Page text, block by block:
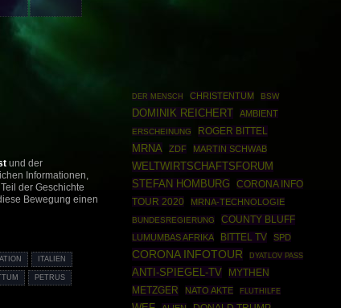
und der
Informationen,
der Geschichte
Bewegung einen
ITALIEN
PETRUS
DER MENSCH CHRISTENTUM BSW
DOMINIK REICHERT AMBIENT
ERSCHEINUNG ROGER BITTEL
MRNA ZDF MARTIN SCHWAB
WELTWIRTSCHAFTSFORUM
STEFAN HOMBURG
CORONA INFO
TOUR 2020
MRNA-TECHNOLOGIE
BUNDESREGIERUNG COUNTY BLUFF
LUMUMBAS AFRIKA BITTEL TV SPD
CORONA INFOTOUR DYATLOV PASS
ANTI-SPIEGEL-TV
MYTHEN
METZGER
NATO AKTE FLUTHILFE